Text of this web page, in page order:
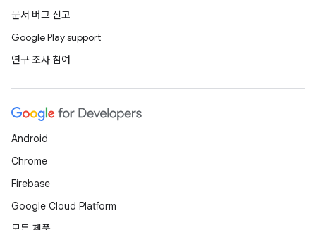
문서 버그 신고
Google Play support
연구 조사 참여
Android
Chrome
Firebase
Google Cloud Platform